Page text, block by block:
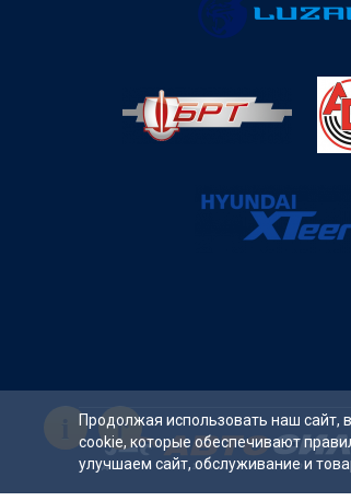
Продолжая использовать наш сайт,
cookie, которые обеспечивают
улучшаем сайт, обслуживание и